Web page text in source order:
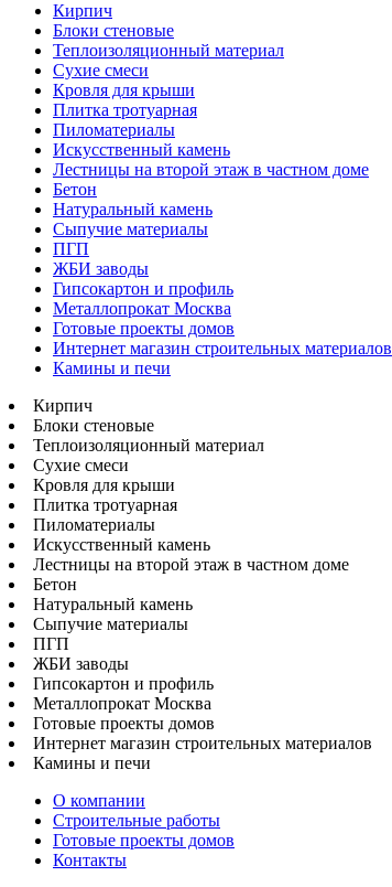
Кирпич
Блоки стеновые
Теплоизоляционный материал
Сухие смеси
Кровля для крыши
Плитка тротуарная
Пиломатериалы
Искусственный камень
Лестницы на второй этаж в частном доме
Бетон
Натуральный камень
Сыпучие материалы
ПГП
ЖБИ заводы
Гипсокартон и профиль
Металлопрокат Москва
Готовые проекты домов
Интернет магазин строительных материалов
Камины и печи
Кирпич
Блоки стеновые
Теплоизоляционный материал
Сухие смеси
Кровля для крыши
Плитка тротуарная
Пиломатериалы
Искусственный камень
Лестницы на второй этаж в частном доме
Бетон
Натуральный камень
Сыпучие материалы
ПГП
ЖБИ заводы
Гипсокартон и профиль
Металлопрокат Москва
Готовые проекты домов
Интернет магазин строительных материалов
Камины и печи
О компании
Строительные работы
Готовые проекты домов
Контакты